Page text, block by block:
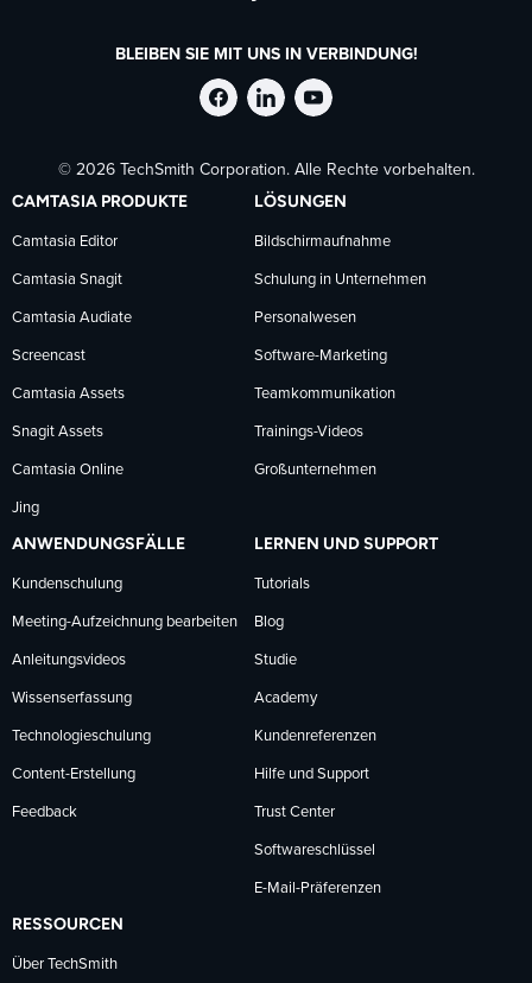
BLEIBEN SIE MIT UNS IN VERBINDUNG!
TechSmith
auf
Facebook
folgen
TechSmith
auf
LinkedIn
folgen
TechSmith
auf
YouTube
folgen
© 2026 TechSmith Corporation. Alle Rechte vorbehalten.
CAMTASIA PRODUKTE
Camtasia Editor
Camtasia Snagit
Camtasia Audiate
Screencast
Camtasia Assets
Snagit Assets
Camtasia Online
Jing
LÖSUNGEN
Bildschirmaufnahme
Schulung in Unternehmen
Personalwesen
Software-Marketing
Teamkommunikation
Trainings-Videos
Großunternehmen
ANWENDUNGSFÄLLE
Kundenschulung
Meeting-Aufzeichnung bearbeiten
Anleitungsvideos
Wissenserfassung
Technologieschulung
Content-Erstellung
Feedback
LERNEN UND SUPPORT
Tutorials
Blog
Studie
Academy
Kundenreferenzen
Hilfe und Support
Trust Center
Softwareschlüssel
E-Mail-Präferenzen
RESSOURCEN
Über TechSmith